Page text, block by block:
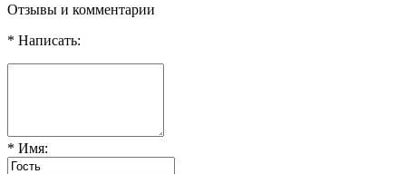
Отзывы и комментарии
* Написать:
* Имя: